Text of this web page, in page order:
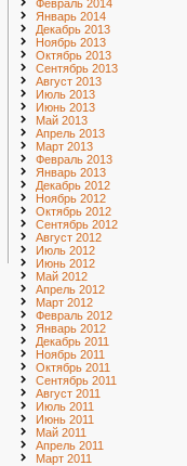
Февраль 2014
Январь 2014
Декабрь 2013
Ноябрь 2013
Октябрь 2013
Сентябрь 2013
Август 2013
Июль 2013
Июнь 2013
Май 2013
Апрель 2013
Март 2013
Февраль 2013
Январь 2013
Декабрь 2012
Ноябрь 2012
Октябрь 2012
Сентябрь 2012
Август 2012
Июль 2012
Июнь 2012
Май 2012
Апрель 2012
Март 2012
Февраль 2012
Январь 2012
Декабрь 2011
Ноябрь 2011
Октябрь 2011
Сентябрь 2011
Август 2011
Июль 2011
Июнь 2011
Май 2011
Апрель 2011
Март 2011